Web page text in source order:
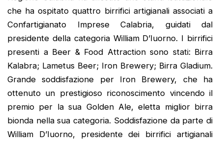
che ha ospitato quattro birrifici artigianali associati a
Confartigianato Imprese Calabria, guidati dal
presidente della categoria William D’Iuorno. I birrifici
presenti a Beer & Food Attraction sono stati: Birra
Kalabra; Lametus Beer; Iron Brewery; Birra Gladium.
Grande soddisfazione per Iron Brewery, che ha
ottenuto un prestigioso riconoscimento vincendo il
premio per la sua Golden Ale, eletta miglior birra
bionda nella sua categoria. Soddisfazione da parte di
William D’Iuorno, presidente dei birrifici artigianali